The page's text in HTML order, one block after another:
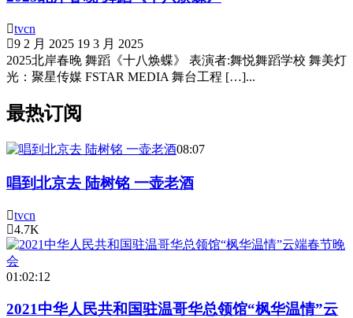
tvcn
9 2 月 2025 19 3 月 2025
2025北岸春晚 舞蹈《十八焕蝶》 表演者:舞悦舞蹈学校 舞美灯
光：聚星传媒 FSTAR MEDIA 舞台工程 […]...
最热订阅
08:07
唱到北京去 陆树铭 一壶老酒
tvcn
4.7K
01:02:12
2021中华人民共和国驻温哥华总领馆“枫华温情”云